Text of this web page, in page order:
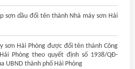
sơn dầu đổi tên thành Nhà máy sơn Hải
sơn Hải Phòng được đổi tên thành Công
Phòng theo quyết định số 1938/QĐ-
UBND thành phố Hải Phòng